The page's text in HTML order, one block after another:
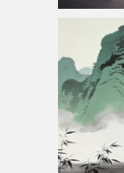
仙侠凌仙